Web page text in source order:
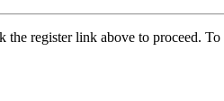
the register link above to proceed. To